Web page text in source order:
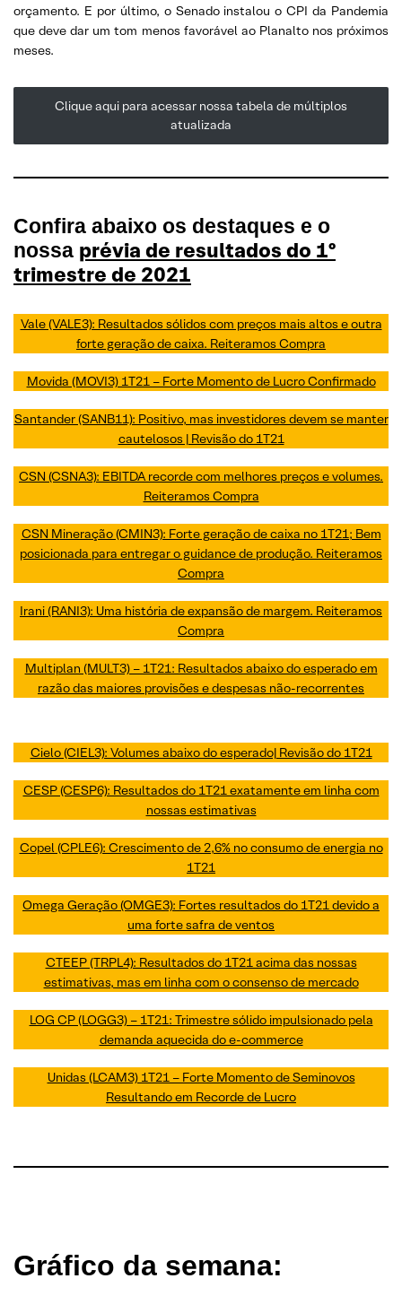
orçamento. E por último, o Senado instalou o CPI da Pandemia
que deve dar um tom menos favorável ao Planalto nos próximos
meses.
Clique aqui para acessar nossa tabela de múltiplos
atualizada
Confira abaixo os destaques e o
nossa prévia de resultados do 1º
trimestre de 2021
Vale (VALE3): Resultados sólidos com preços mais altos e outra
forte geração de caixa. Reiteramos Compra
Movida (MOVI3) 1T21 – Forte Momento de Lucro Confirmado
Santander (SANB11): Positivo, mas investidores devem se manter
cautelosos | Revisão do 1T21
CSN (CSNA3): EBITDA recorde com melhores preços e volumes.
Reiteramos Compra
CSN Mineração (CMIN3): Forte geração de caixa no 1T21; Bem
posicionada para entregar o guidance de produção. Reiteramos
Compra
Irani (RANI3): Uma história de expansão de margem. Reiteramos
Compra
Multiplan (MULT3) – 1T21: Resultados abaixo do esperado em
razão das maiores provisões e despesas não-recorrentes
Cielo (CIEL3): Volumes abaixo do esperado| Revisão do 1T21
CESP (CESP6): Resultados do 1T21 exatamente em linha com
nossas estimativas
Copel (CPLE6): Crescimento de 2,6% no consumo de energia no
1T21
Omega Geração (OMGE3): Fortes resultados do 1T21 devido a
uma forte safra de ventos
CTEEP (TRPL4): Resultados do 1T21 acima das nossas
estimativas, mas em linha com o consenso de mercado
LOG CP (LOGG3) – 1T21: Trimestre sólido impulsionado pela
demanda aquecida do e-commerce
Unidas (LCAM3) 1T21 – Forte Momento de Seminovos
Resultando em Recorde de Lucro
Gráfico da semana: